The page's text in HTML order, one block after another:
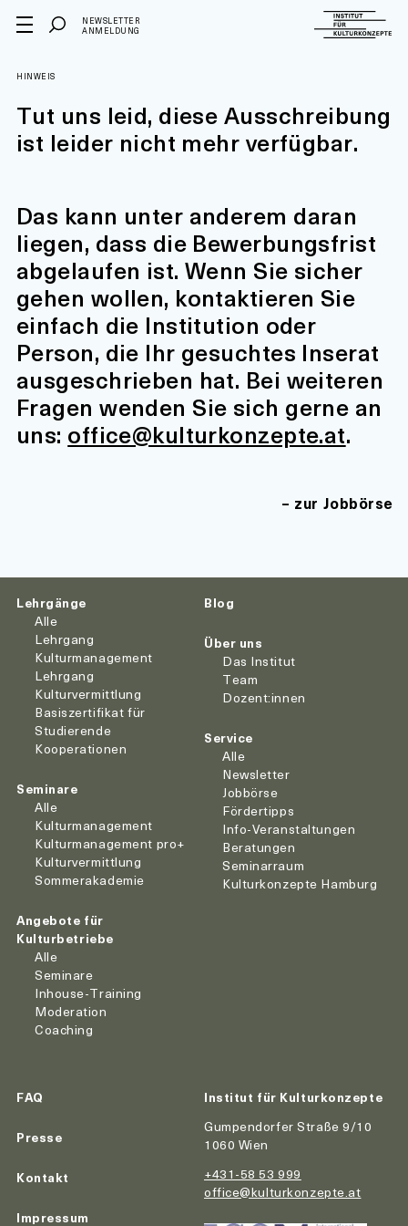
NEWSLETTER
ANMELDUNG
HINWEIS
Tut uns leid, diese Ausschreibung
ist leider nicht mehr verfügbar.
Das kann unter anderem daran
liegen, dass die Bewerbungsfrist
abgelaufen ist. Wenn Sie sicher
gehen wollen, kontaktieren Sie
einfach die Institution oder
Person, die Ihr gesuchtes Inserat
ausgeschrieben hat. Bei weiteren
Fragen wenden Sie sich gerne an
uns: office@kulturkonzepte.at.
zur Jobbörse
Lehrgänge
Alle
Lehrgang
Kulturmanagement
Lehrgang
Kulturvermittlung
Basiszertifikat für
Studierende
Kooperationen
Seminare
Alle
Kulturmanagement
Kulturmanagement pro+
Kulturvermittlung
Sommerakademie
Angebote für
Kulturbetriebe
Alle
Seminare
Inhouse-Training
Moderation
Coaching
Blog
Über uns
Das Institut
Team
Dozent:innen
Service
Alle
Newsletter
Jobbörse
Fördertipps
Info-Veranstaltungen
Beratungen
Seminarraum
Kulturkonzepte Hamburg
FAQ
Presse
Kontakt
Impressum
Institut für Kulturkonzepte
Gumpendorfer Straße 9/10
1060 Wien
+431-58 53 999
office@kulturkonzepte.at